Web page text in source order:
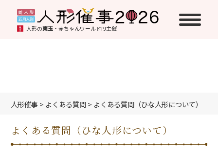
人形の東玉 ・赤ちゃんワールドPJ主催
人形催事 > よくある質問> よくある質問（ひな人形について）
よくある質問（ひな人形について）